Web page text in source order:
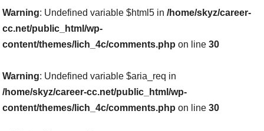
Warning: Undefined variable $html5 in/home/skyz/career-
cc.net/public_html/wp-
content/themes/lich_4c/comments.php on line30
Warning: Undefined variable $aria_req in
/home/skyz/career-cc.net/public_html/wp-
content/themes/lich_4c/comments.php on line30